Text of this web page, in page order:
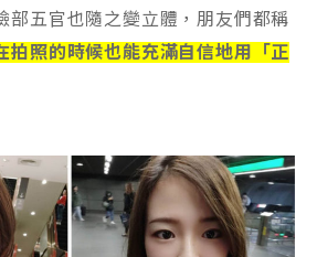
部五官也隨之變立體，朋友們都稱
拍照的時候也能充滿自信地用「正